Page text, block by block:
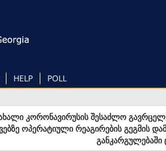
HELP POLL
კორონავირუსის შესაძლო
ოპერატიული რეაგირების გეგმის